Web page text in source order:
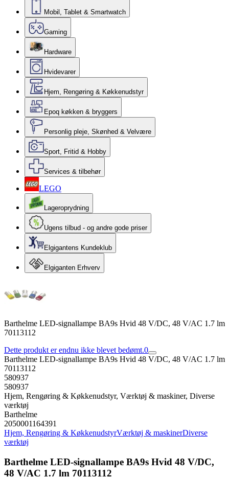
Mobil, Tablet & Smartwatch
Gaming
Hardware
Hvidevarer
Hjem, Rengøring & Køkkenudstyr
Epoq køkken & bryggers
Personlig pleje, Skønhed & Velvære
Sport, Fritid & Hobby
Services & tilbehør
LEGO
Lageroprydning
Ugens tilbud - og andre gode priser
Elgigantens Kundeklub
Elgiganten Erhverv
Barthelme LED-signallampe BA9s Hvid 48 V/DC, 48 V/AC 1.7 lm
70113112
Dette produkt er endnu ikke blevet bedømt.0
Barthelme LED-signallampe BA9s Hvid 48 V/DC, 48 V/AC 1.7 lm
70113112
580937
580937
Hjem, Rengøring & Køkkenudstyr, Værktøj & maskiner, Diverse
værktøj
Barthelme
2050001164391
Hjem, Rengøring & KøkkenudstyrVærktøj & maskinerDiverse
værktøj
Barthelme LED-signallampe BA9s Hvid 48 V/DC,
48 V/AC 1.7 lm 70113112